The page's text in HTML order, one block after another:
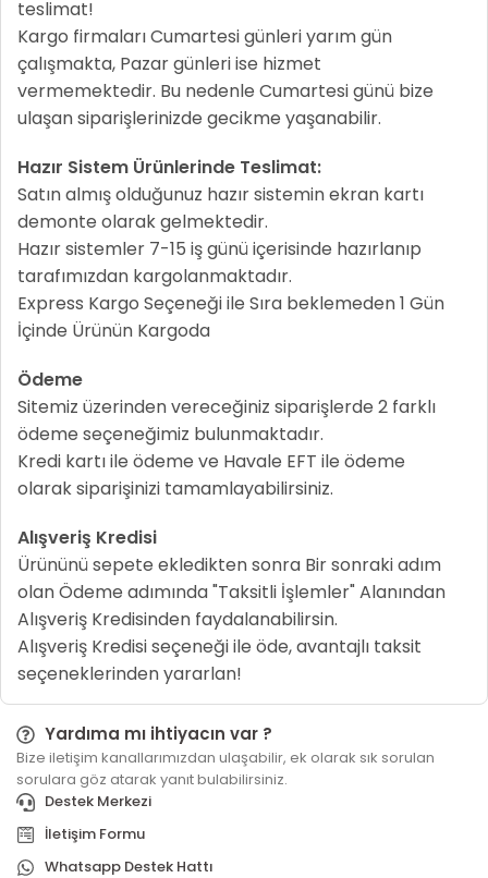
teslimat!
Kargo firmaları Cumartesi günleri yarım gün
çalışmakta, Pazar günleri ise hizmet
vermemektedir. Bu nedenle Cumartesi günü bize
ulaşan siparişlerinizde gecikme yaşanabilir.
Hazır Sistem Ürünlerinde Teslimat:
Satın almış olduğunuz hazır sistemin ekran kartı
demonte olarak gelmektedir.
Hazır sistemler 7-15 iş günü içerisinde hazırlanıp
tarafımızdan kargolanmaktadır.
Express Kargo Seçeneği ile Sıra beklemeden 1 Gün
İçinde Ürünün Kargoda
Ödeme
Sitemiz üzerinden vereceğiniz siparişlerde 2 farklı
ödeme seçeneğimiz bulunmaktadır.
Kredi kartı ile ödeme ve Havale EFT ile ödeme
olarak siparişinizi tamamlayabilirsiniz.
Alışveriş Kredisi
Ürününü sepete ekledikten sonra Bir sonraki adım
olan Ödeme adımında "Taksitli İşlemler" Alanından
Alışveriş Kredisinden faydalanabilirsin.
Alışveriş Kredisi seçeneği ile öde, avantajlı taksit
seçeneklerinden yararlan!
Yardıma mı ihtiyacın var ?
Bize iletişim kanallarımızdan ulaşabilir, ek olarak sık sorulan
sorulara göz atarak yanıt bulabilirsiniz.
Destek Merkezi
İletişim Formu
Whatsapp Destek Hattı